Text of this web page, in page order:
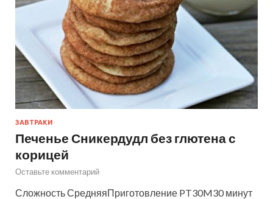
ЗАВТРАКИ
Печенье Сникердудл без глютена с
корицей
Оставьте комментарий
Сложность СредняяПриготовление PT30M30 минут